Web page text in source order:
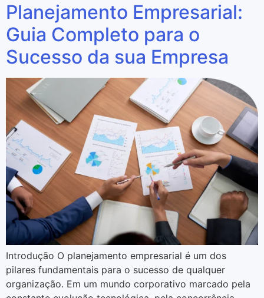
Planejamento Empresarial:
Guia Completo para o
Sucesso da sua Empresa
Introdução O planejamento empresarial é um dos
pilares fundamentais para o sucesso de qualquer
organização. Em um mundo corporativo marcado pela